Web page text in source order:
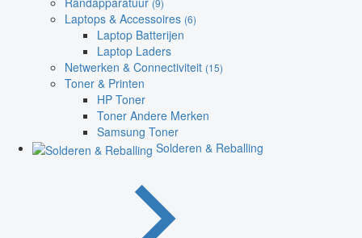
(9)
Laptops & Accessoires (6)
Laptop Batterijen
Laptop Laders
Netwerken & Connectiviteit (15)
Toner & Printen
HP Toner
Toner Andere Merken
Samsung Toner
Solderen & Reballing